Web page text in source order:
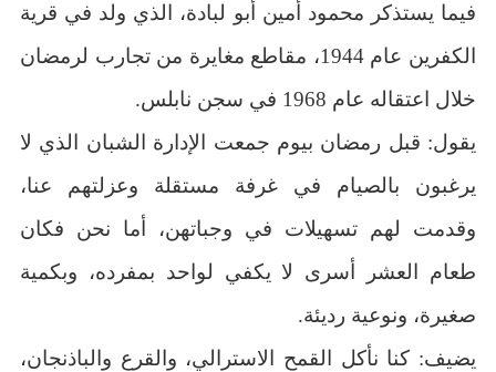
فيما يستذكر محمود أمين أبو لبادة، الذي ولد في قرية
الكفرين عام 1944، مقاطع مغايرة من تجارب لرمضان
خلال اعتقاله عام 1968 في سجن نابلس.
يقول: قبل رمضان بيوم جمعت الإدارة الشبان الذي لا
يرغبون بالصيام في غرفة مستقلة وعزلتهم عنا،
وقدمت لهم تسهيلات في وجباتهن، أما نحن فكان
طعام العشر أسرى لا يكفي لواحد بمفرده، وبكمية
صغيرة، ونوعية رديئة.
يضيف: كنا نأكل القمح الاسترالي، والقرع والباذنجان،